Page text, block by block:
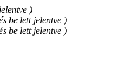
)
be lett jelentve )
be lett jelentve )